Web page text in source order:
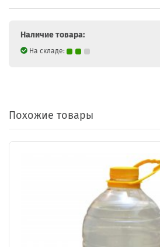
Наличие товара:
На складе:
Похожие товары